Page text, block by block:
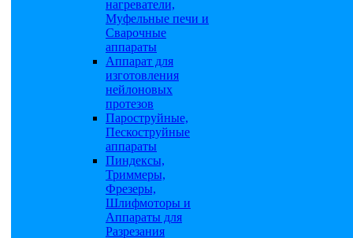
нагреватели,
Муфельные печи и
Сварочные
аппараты
Аппарат для
изготовления
нейлоновых
протезов
Пароструйные,
Пескоструйные
аппараты
Пиндексы,
Триммеры,
Фрезеры,
Шлифмоторы и
Аппараты для
Разрезания